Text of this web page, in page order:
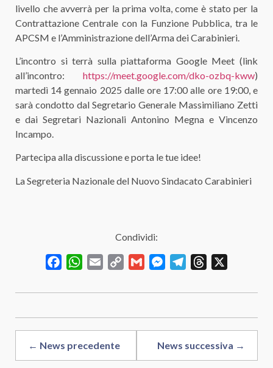
livello che avverrà per la prima volta, come è stato per la
Contrattazione Centrale con la Funzione Pubblica, tra le
APCSM e l’Amministrazione dell’Arma dei Carabinieri.
L’incontro si terrà sulla piattaforma Google Meet (link
all’incontro: https://meet.google.com/dko-ozbq-kww)
martedì 14 gennaio 2025 dalle ore 17:00 alle ore 19:00, e
sarà condotto dal Segretario Generale Massimiliano Zetti
e dai Segretari Nazionali Antonino Megna e Vincenzo
Incampo.
Partecipa alla discussione e porta le tue idee!
La Segreteria Nazionale del Nuovo Sindacato Carabinieri
Condividi:
FacebookWhatsApp
Email
Copy
Gmail MessengerTelegramThreads
← News precedente News successiva →